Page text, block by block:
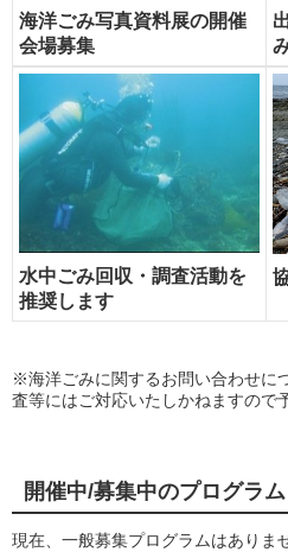
海洋ごみ写真資料展の開催
会場募集
水中ごみ回収・調査活動を
推奨します
※海洋ごみに関するお問い合わせに
査等にはご対応いたしかねますので
開催中/募集中のプログラム
現在、一般募集プログラムはありま